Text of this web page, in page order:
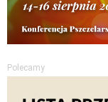
Polecamy